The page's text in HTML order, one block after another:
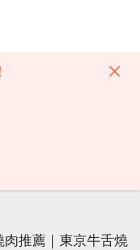
推薦｜東京牛舌燒